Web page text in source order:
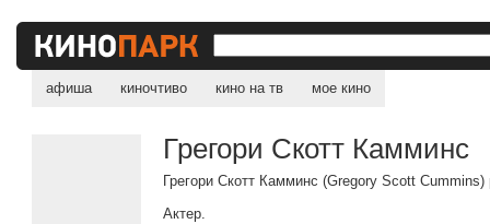
афиша киночтиво кино на тв мое кино
Грегори Скотт Камминс
Грегори Скотт Камминс (Gregory Scott
Актер.